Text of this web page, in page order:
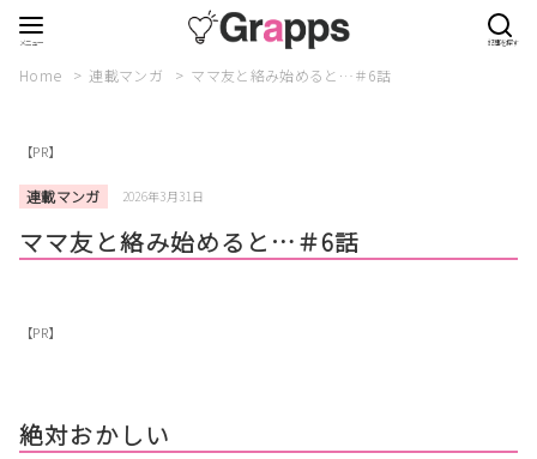
Home 連載マンガ ママ友と絡み始めると…＃6話
【PR】
連載マンガ 2026年3月31日
ママ友と絡み始めると…＃6話
【PR】
絶対おかしい